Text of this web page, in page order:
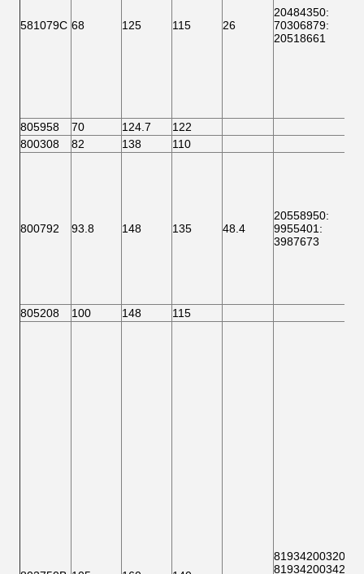
581079C 68 125 115 26
20484350:
70306879:
20518661
805958 70 124.7
122
800308
82 138 110
800792 93.8 148 135 48.4
20558950:
9955401 :
3987673
805208 100 148 115
81934200320
81934200342